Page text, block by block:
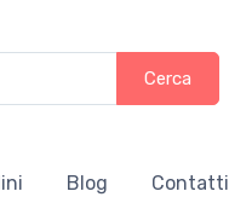
Cerca
Blog Contatti